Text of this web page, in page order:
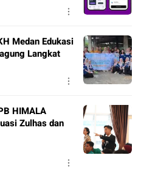
Medan Edukasi
Langkat
HIMALA
Zulhas dan